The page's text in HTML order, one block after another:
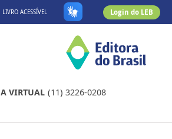
LIVRO ACESSÍVEL Login do LEB
VIRTUAL (11) 3226-0208